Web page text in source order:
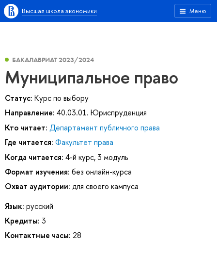
Меню
Высшая школа экономики
БАКАЛАВРИАТ 2023/2024
Муниципальное право
Статус: Курс по выбору
Направление: 40.03.01. Юриспруденция
Кто читает: Департамент публичного права
Где читается: Факультет права
Когда читается: 4-й курс, 3 модуль
Формат изучения: без онлайн-курса
Охват аудитории: для своего кампуса
Язык: русский
Кредиты: 3
Контактные часы: 28